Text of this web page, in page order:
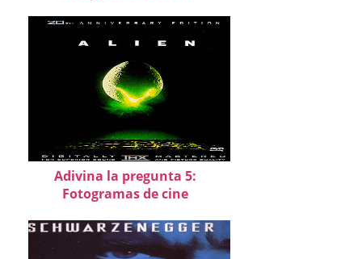
Adivina la pregunta 5:
Fotogramas de cine